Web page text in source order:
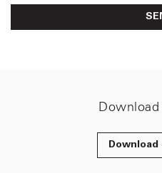
Download